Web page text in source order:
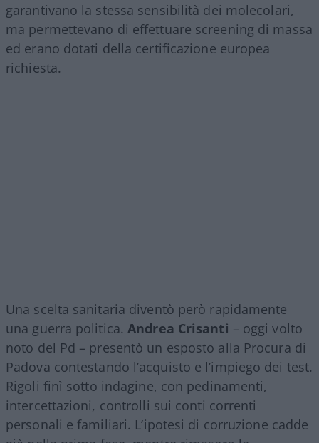
garantivano la stessa sensibilità dei molecolari,
ma permettevano di effettuare screening di massa
ed erano dotati della certificazione europea
richiesta.
Una scelta sanitaria diventò però rapidamente
una guerra politica.Andrea Crisanti – oggi volto
noto del Pd – presentò un esposto alla Procura di
Padova contestando l’acquisto e l’impiego dei test.
Rigoli finì sotto indagine, con pedinamenti,
intercettazioni, controlli sui conti correnti
personali e familiari. L’ipotesi di corruzione cadde